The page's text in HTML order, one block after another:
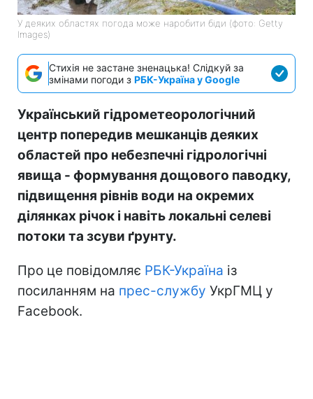
У деяких областях погода може наробити біди (фото: Getty
Images)
Стихія не застане зненацька! Слідкуй за
змінами погоди з РБК-Україна у Google
Український гідрометеорологічний
центр попередив мешканців деяких
областей про небезпечні гідрологічні
явища - формування дощового паводку,
підвищення рівнів води на окремих
ділянках річок і навіть локальні селеві
потоки та зсуви ґрунту.
Про це повідомляє РБК-Україна із
посиланням на прес-службу УкрГМЦ у
Facebook.